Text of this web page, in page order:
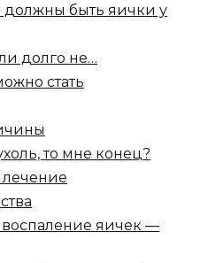
должны быть яички у
долго не…
стать
то мне конец?
лечение
воспаление яичек —